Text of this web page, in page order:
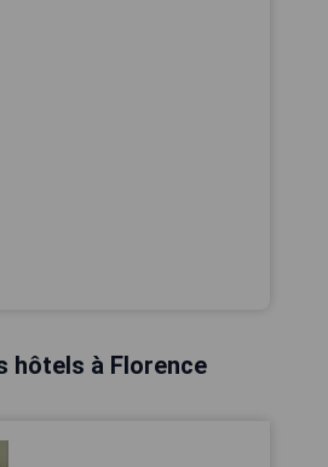
hôtels à Florence